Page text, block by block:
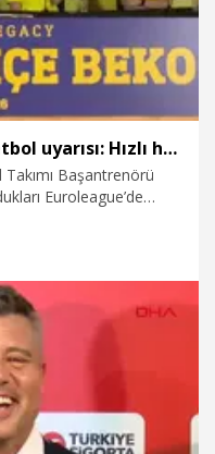
Jasikevicius'tan Paris Basketbol uyarısı: Hızlı hücumlarını durdurmalıyız
Başantrenörü
Euroleague’de